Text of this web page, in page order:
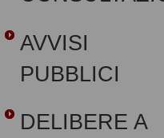
AVVISI
PUBBLICI
DELIBERE A